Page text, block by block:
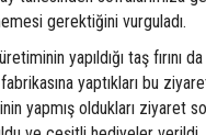
gerektiğini vurguladı.
yapıldığı taş
yaptıkları bu
yapmış oldukları ziyaret